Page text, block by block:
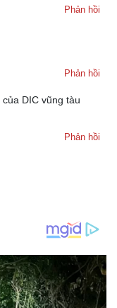
Phản hồi
Phản hồi
DIC vũng tàu
Phản hồi